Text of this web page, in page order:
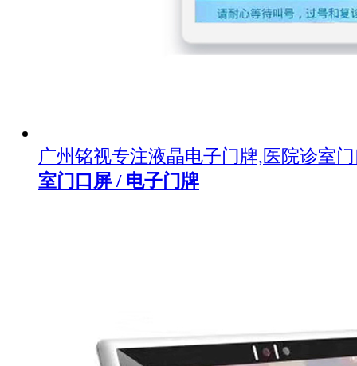
广州铭视专注液晶电子门牌,医院诊室
室门口屏 / 电子门牌